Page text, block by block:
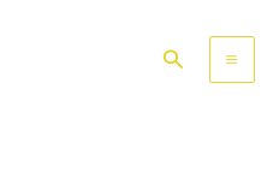
Rechercher